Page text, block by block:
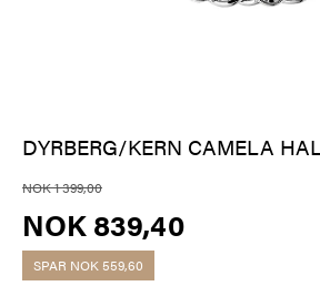
DYRBERG/KERN CAMELA
NOK 1 399,00
NOK 839,40
SPAR NOK 559,60